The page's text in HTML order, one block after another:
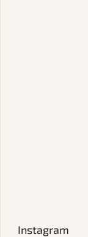
Instagram